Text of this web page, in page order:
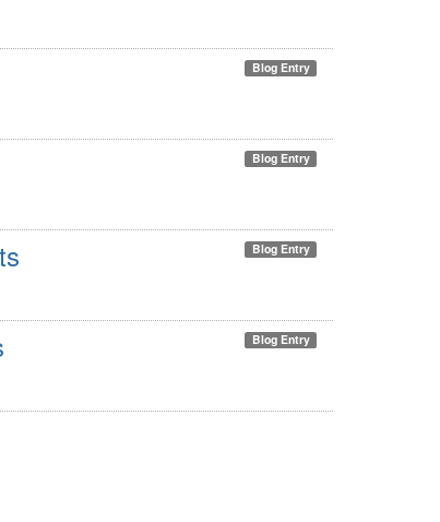
Blog Entry
Blog Entry
Blog Entry
Blog Entry